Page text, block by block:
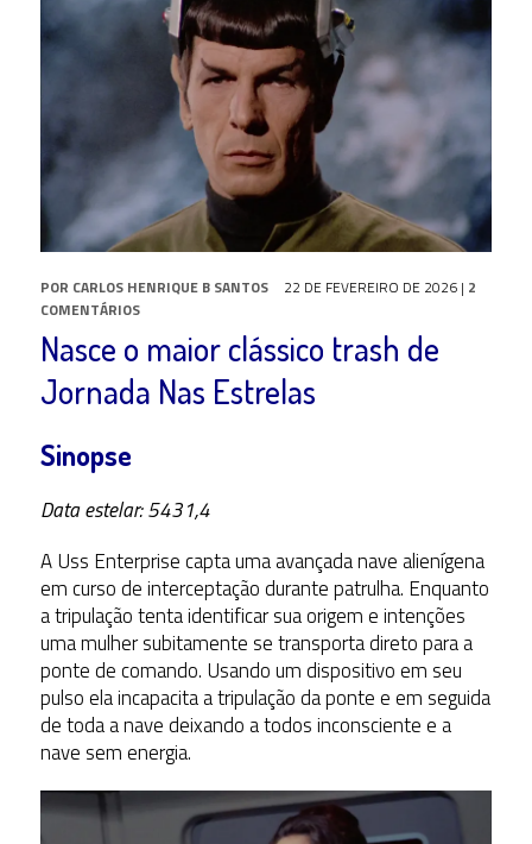
POR CARLOS HENRIQUE B SANTOS 22 DE FEVEREIRO DE 2026| 2
COMENTÁRIOS
Nasce o maior clássico trash de
Jornada Nas Estrelas
Sinopse
Data estelar: 5431,4
A Uss Enterprise capta uma avançada nave alienígena
em curso de interceptação durante patrulha. Enquanto
a tripulação tenta identificar sua origem e intenções
uma mulher subitamente se transporta direto para a
ponte de comando. Usando um dispositivo em seu
pulso ela incapacita a tripulação da ponte e em seguida
de toda a nave deixando a todos inconsciente e a
nave sem energia.